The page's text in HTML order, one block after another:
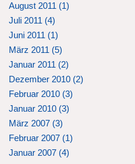
August 2011 (1)
Juli 2011 (4)
Juni 2011 (1)
März 2011 (5)
Januar 2011 (2)
Dezember 2010 (2)
Februar 2010 (3)
Januar 2010 (3)
März 2007 (3)
Februar 2007 (1)
Januar 2007 (4)